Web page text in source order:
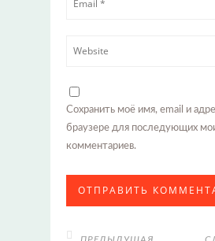
Сохранить моё имя, email и
браузере для последующих
комментариев.